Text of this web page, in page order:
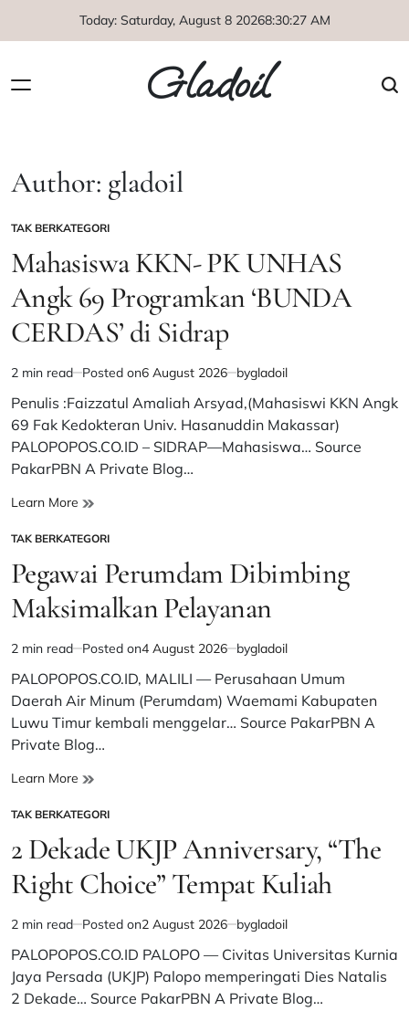
Today: Saturday, August 8 20268:30:27 AM
Gladoil
Author: gladoil
POSTED
IN
TAK BERKATEGORI
Mahasiswa KKN- PK UNHAS
Angk 69 Programkan ‘BUNDA
CERDAS’ di Sidrap
Estimated
read
time
2 min read Posted on6 August 2026 bygladoil
Penulis :Faizzatul Amaliah Arsyad,(Mahasiswi KKN Angk
69 Fak Kedokteran Univ. Hasanuddin Makassar)
PALOPOPOS.CO.ID – SIDRAP—Mahasiswa… Source
PakarPBN A Private Blog…
Learn More Mahasiswa
PK
Angk
Programkan
CERDAS’
di
Sidrap
POSTED
IN
TAK BERKATEGORI
Pegawai Perumdam Dibimbing
Maksimalkan Pelayanan
Estimated
read
time
2 min read Posted on4 August 2026 bygladoil
PALOPOPOS.CO.ID, MALILI — Perusahaan Umum
Daerah Air Minum (Perumdam) Waemami Kabupaten
Luwu Timur kembali menggelar… Source PakarPBN A
Private Blog…
Learn More Pegawai
Dibimbing
Maksimalkan
Pelayanan
POSTED
TAK BERKATEGORI
2 Dekade UKJP Anniversary, “The
Right Choice” Tempat Kuliah
Estimated
read
time
2 min read Posted on2 August 2026 bygladoil
PALOPOPOS.CO.ID PALOPO — Civitas Universitas Kurnia
Jaya Persada (UKJP) Palopo memperingati Dies Natalis
2 Dekade… Source PakarPBN A Private Blog…